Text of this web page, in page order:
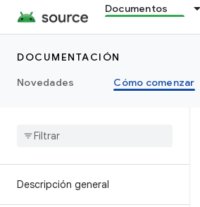
Documentos
DOCUMENTACIÓN
Novedades
Cómo comenzar
Descripción general